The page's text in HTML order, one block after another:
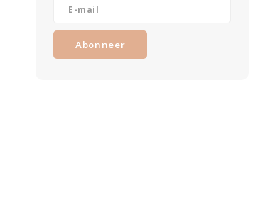
Abonneer